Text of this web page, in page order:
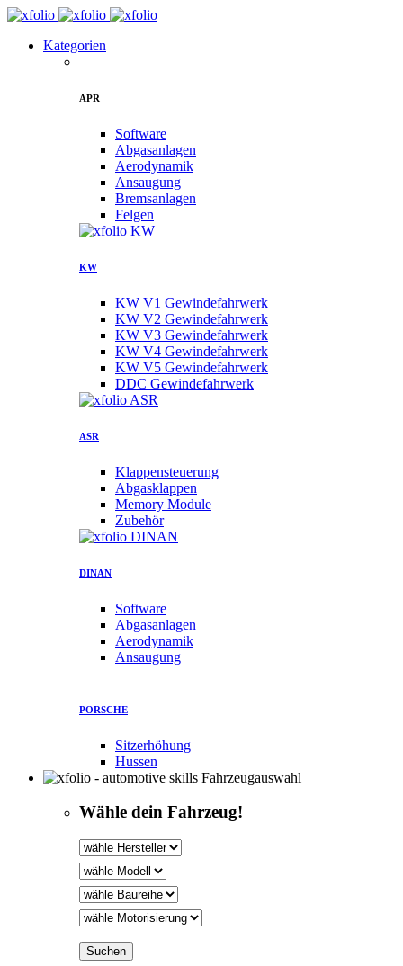
Kategorien
APR
Software
Abgasanlagen
Aerodynamik
Ansaugung
Bremsanlagen
Felgen
KW
KW V1 Gewindefahrwerk
KW V2 Gewindefahrwerk
KW V3 Gewindefahrwerk
KW V4 Gewindefahrwerk
KW V5 Gewindefahrwerk
DDC Gewindefahrwerk
ASR
Klappensteuerung
Abgasklappen
Memory Module
Zubehör
DINAN
Software
Abgasanlagen
Aerodynamik
Ansaugung
PORSCHE
Sitzerhöhung
Hussen
Fahrzeugauswahl
Wähle dein Fahrzeug!